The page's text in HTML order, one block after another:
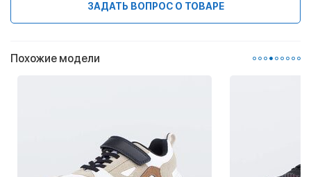
ЗАДАТЬ ВОПРОС О ТОВАРЕ
Похожие модели